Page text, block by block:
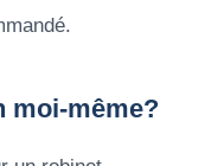
moi-même?